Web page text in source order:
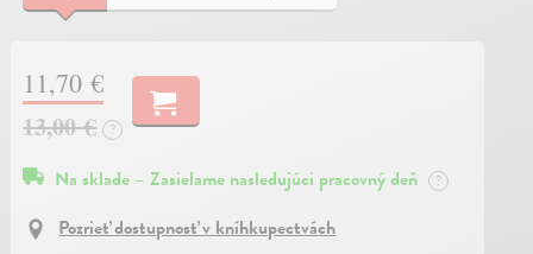
11,70 €
13,00 €
?
Na sklade – Zasielame nasledujúci pracovný deň ?
Pozrieť dostupnosť v kníhkupectvách